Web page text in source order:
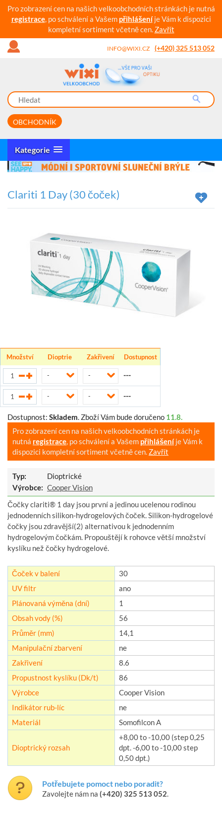
Pro zobrazení cen na našich velkoobchodních stránkách je nutná
registrace, po schválení a Vašem přihlášeníje Vám k dispozici
kompletní sortiment včetně cen. Zavřít
INFO@WIXI.CZ (+420) 325 513 052
OBCHODNÍK
Kategorie
Clariti 1 Day (30 čoček)
Množství Dioptrie Zakřivení Dostupnost
- - ---
- - ---
Dostupnost: Skladem. Zboží Vám bude doručeno 11.8.
Pro zobrazení cen na našich velkoobchodních stránkách je
nutná registrace, po schválení a Vašem přihlášeníje Vám k
dispozici kompletní sortiment včetně cen. Zavřít
Typ:
Dioptrické
Výrobce: Cooper Vision
Čočky clariti® 1 day jsou první a jedinou ucelenou rodinou
jednodenních silikon-hydrogelových čoček. Silikon-hydrogelové
čočky jsou zdravější(2) alternativou k jednodenním
hydrogelovým čočkám. Propouštějí k rohovce větší množství
kyslíku než čočky hydrogelové.
Čoček v balení
30
UV filtr
ano
Plánovaná výměna (dní)
1
Obsah vody (%)
56
Průměr (mm)
14,1
Manipulační zbarvení
ne
Zakřivení
8.6
Propustnost kyslíku (Dk/t)
86
Výrobce
Cooper Vision
Indikátor rub-líc
ne
Materiál
Somofilcon A
Dioptrický rozsah
+8,00 to -10,00 (step 0,25
dpt. -6,00 to -10,00 step
0,50 dpt.)
Potřebujete pomoct nebo poradit?
Zavolejte nám na (+420) 325 513 052.